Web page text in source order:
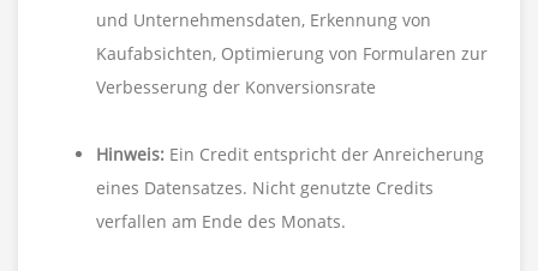
und Unternehmensdaten, Erkennung von
Kaufabsichten, Optimierung von Formularen zur
Verbesserung der Konversionsrate
Hinweis: Ein Credit entspricht der Anreicherung
eines Datensatzes. Nicht genutzte Credits
verfallen am Ende des Monats.